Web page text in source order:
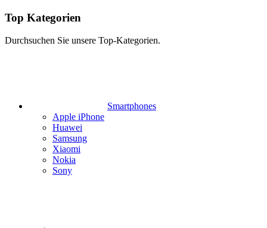
Top Kategorien
Durchsuchen Sie unsere Top-Kategorien.
Smartphones
Apple iPhone
Huawei
Samsung
Xiaomi
Nokia
Sony